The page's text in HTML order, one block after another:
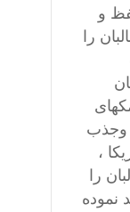
و
را
وجذب
،
را
نموده